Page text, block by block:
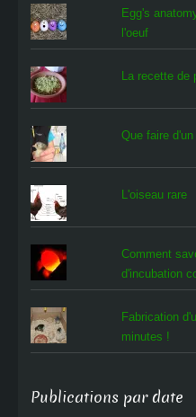
Egg's
l'oeuf
La recette de
Que faire
L'oiseau rare
Comment
d'incubation
Fabrication
minutes !
Publications par date